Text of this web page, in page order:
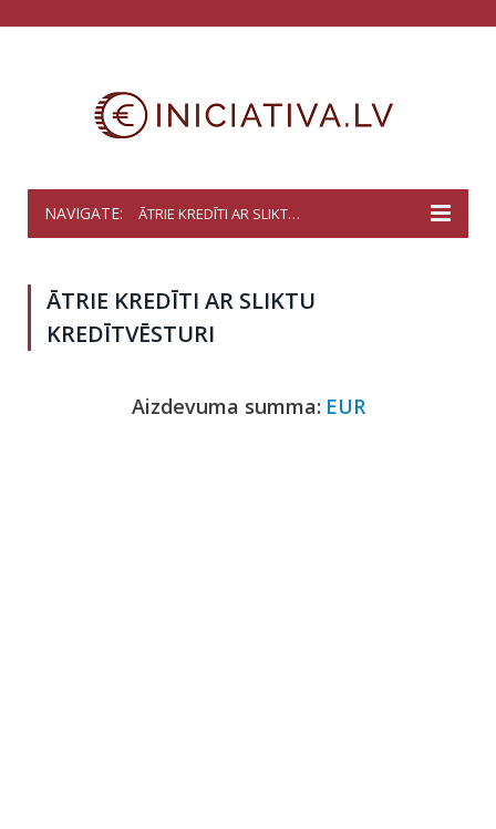
NAVIGATE: ĀTRIE KREDĪTI AR SLIKTU KREDĪTVĒSTURI
ĀTRIE KREDĪTI AR SLIKTU
KREDĪTVĒSTURI
Aizdevuma summa: EUR